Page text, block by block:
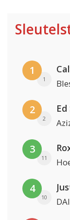
1
1
2
2
3
11
4
10